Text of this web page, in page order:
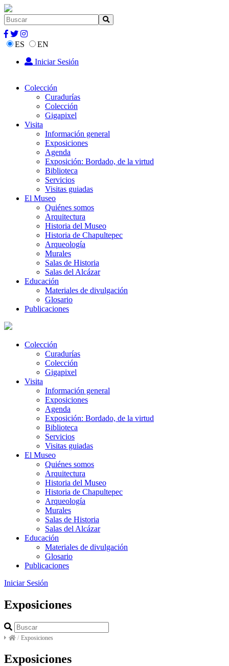
ES
EN
Iniciar Sesión
Colección
Curadurías
Colección
Gigapixel
Visita
Información general
Exposiciones
Agenda
Exposición: Bordado, de la virtud
Biblioteca
Servicios
Visitas guiadas
El Museo
Quiénes somos
Arquitectura
Historia del Museo
Historia de Chapultepec
Arqueología
Murales
Salas de Historia
Salas del Alcázar
Educación
Materiales de divulgación
Glosario
Publicaciones
Colección
Curadurías
Colección
Gigapixel
Visita
Información general
Exposiciones
Agenda
Exposición: Bordado, de la virtud
Biblioteca
Servicios
Visitas guiadas
El Museo
Quiénes somos
Arquitectura
Historia del Museo
Historia de Chapultepec
Arqueología
Murales
Salas de Historia
Salas del Alcázar
Educación
Materiales de divulgación
Glosario
Publicaciones
Iniciar Sesión
Exposiciones
/ Exposiciones
Exposiciones